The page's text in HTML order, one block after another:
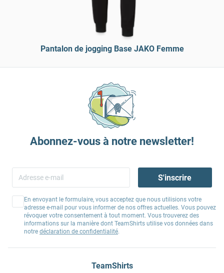
Pantalon de jogging Base JAKO Femme
Abonnez-vous à notre newsletter!
S'inscrire
En envoyant le formulaire, vous acceptez que nous utilisions votre
adresse e-mail pour vous informer de nos offres actuelles. Vous pouvez
révoquer votre consentement à tout moment. Vous trouverez des
informations sur la manière dont TeamShirts utilise vos données dans
notre déclaration de confidentialité.
TeamShirts